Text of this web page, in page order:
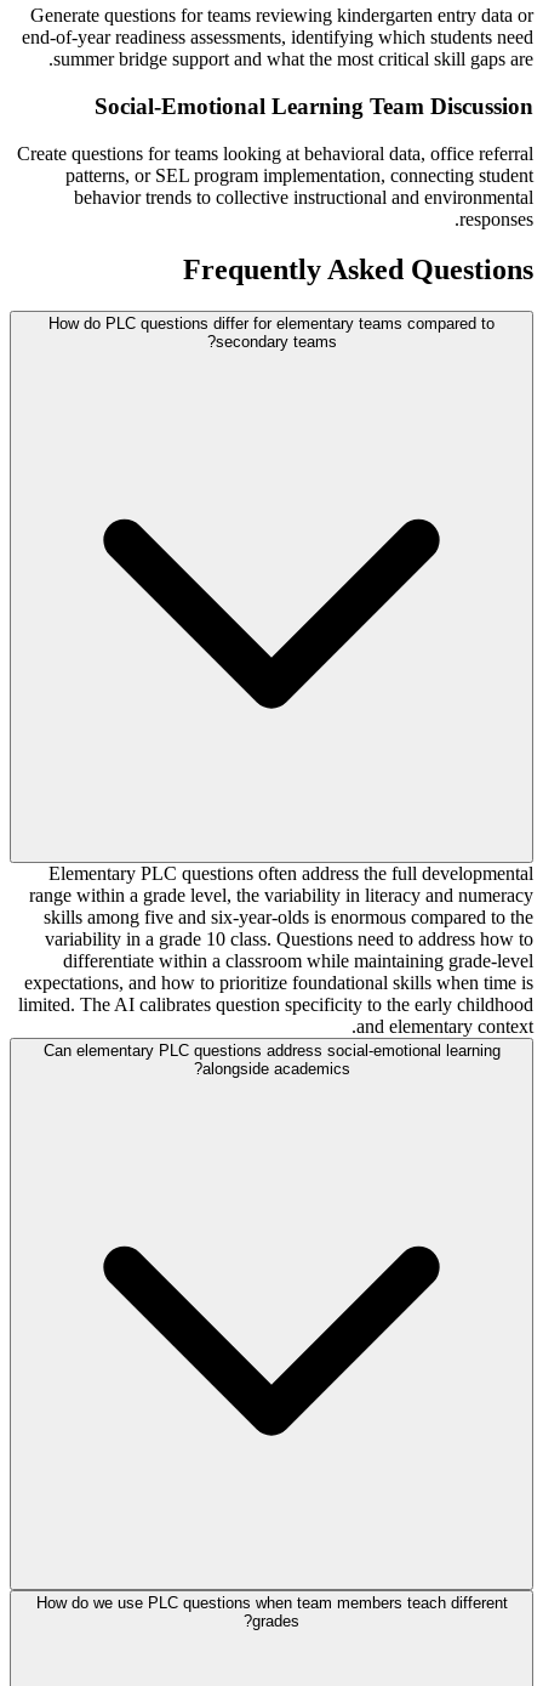
Generate questions for teams reviewing kindergarten entry data or
end-of-year readiness assessments, identifying which students need
summer bridge support and what the most critical skill gaps are.
Social-Emotional Learning Team Discussion
Create questions for teams looking at behavioral data, office referral
patterns, or SEL program implementation, connecting student
behavior trends to collective instructional and environmental
responses.
Frequently Asked Questions
How do PLC questions differ for elementary teams compared to
secondary teams?
Elementary PLC questions often address the full developmental
range within a grade level, the variability in literacy and numeracy
skills among five and six-year-olds is enormous compared to the
variability in a grade 10 class. Questions need to address how to
differentiate within a classroom while maintaining grade-level
expectations, and how to prioritize foundational skills when time is
limited. The AI calibrates question specificity to the early childhood
and elementary context.
Can elementary PLC questions address social-emotional learning
alongside academics?
How do we use PLC questions when team members teach different
grades?